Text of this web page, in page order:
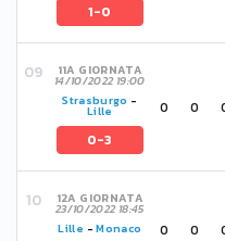
1-0
11A GIORNATA
14/10/2022 19:00
Strasburgo -
Lille
0-3
0 0
12A GIORNATA
23/10/2022 18:45
Lille -Monaco 0 0